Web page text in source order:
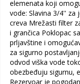
elemenata koji
vode: Slavina 3/4'' za
creva Mrežasti filter
i grančica Poklopac
prljavštine i
za sigurno
odvod viška vode
obezbeđuju sigurnu,
Rezervoar je